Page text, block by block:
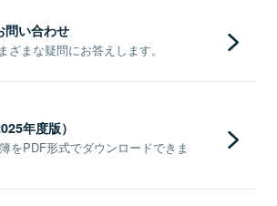
問い合わせ
ざまな疑問にお答えします。
年度版）
をPDF形式でダウンロードできま